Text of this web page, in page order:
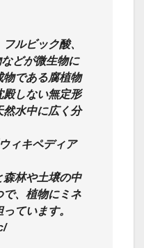
ルビック酸、
どが微生物に
物である腐植物
殿しない無定形
然水中に広く分
ィキペディア
森林や土壌の中
で、植物にミネ
ています。